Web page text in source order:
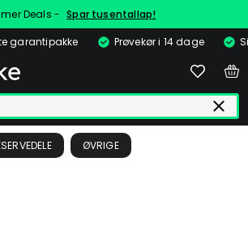
Deals - Spar tusentallap!
garantipakke
Prøvekør i 14 dage
ØVRIGE